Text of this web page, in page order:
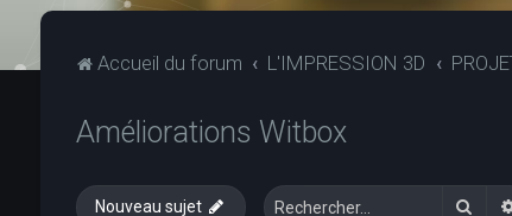
Accueil du forum L'IMPRESSION 3D
Améliorations Witbox
Nouveau sujet